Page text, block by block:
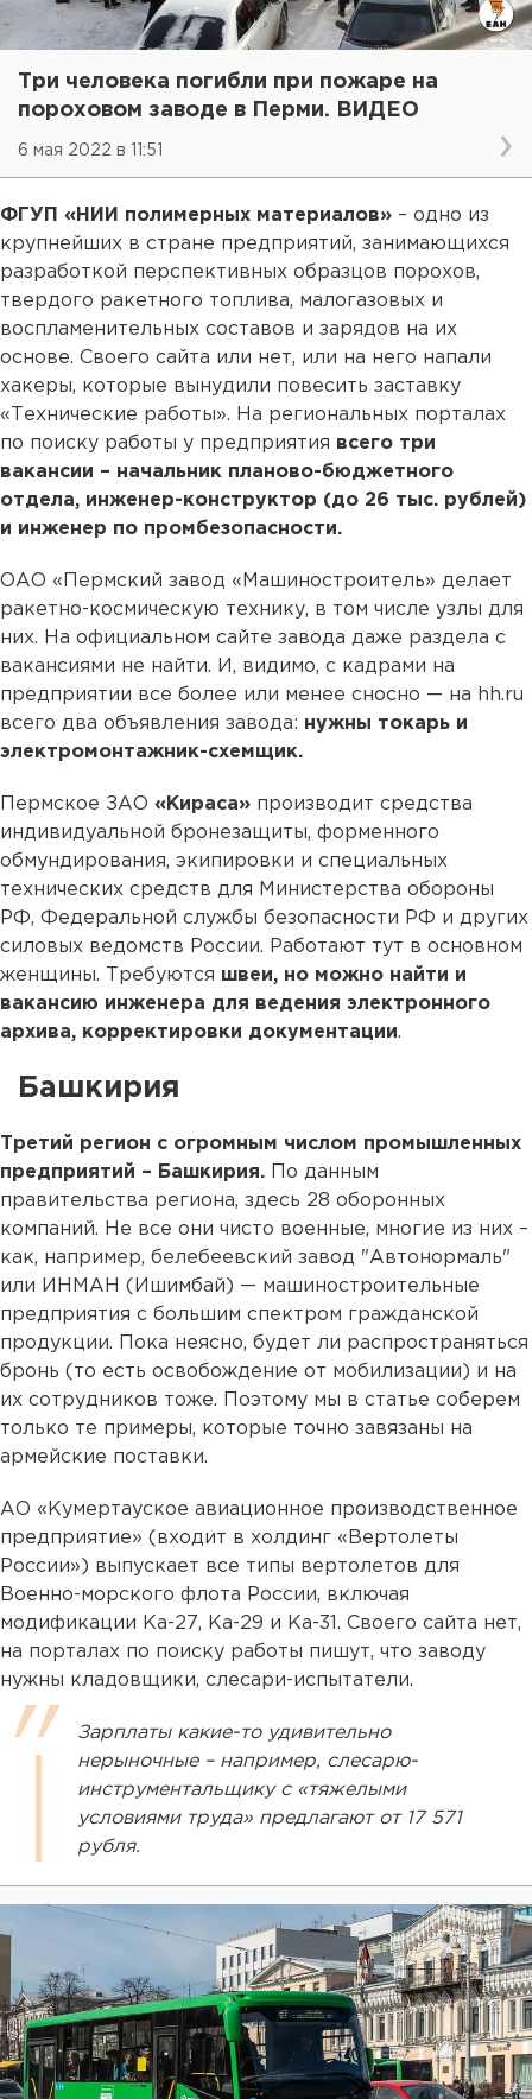
Три человека погибли при пожаре на
пороховом заводе в Перми. ВИДЕО
6 мая 2022 в 11:51
ФГУП «НИИ полимерных материалов» – одно из
крупнейших в стране предприятий, занимающихся
разработкой перспективных образцов порохов,
твердого ракетного топлива, малогазовых и
воспламенительных составов и зарядов на их
основе. Своего сайта или нет, или на него напали
хакеры, которые вынудили повесить заставку
«Технические работы». На региональных порталах
по поиску работы у предприятия всего три
вакансии – начальник планово-бюджетного
отдела, инженер-конструктор (до 26 тыс. рублей)
и инженер по промбезопасности.
ОАО «Пермский завод «Машиностроитель» делает
ракетно-космическую технику, в том числе узлы для
них. На официальном сайте завода даже раздела с
вакансиями не найти. И, видимо, с кадрами на
предприятии все более или менее сносно — на hh.ru
всего два объявления завода: нужны токарь и
электромонтажник-схемщик.
Пермское ЗАО «Кираса» производит средства
индивидуальной бронезащиты, форменного
обмундирования, экипировки и специальных
технических средств для Министерства обороны
РФ, Федеральной службы безопасности РФ и других
силовых ведомств России. Работают тут в основном
женщины. Требуются швеи, но можно найти и
вакансию инженера для ведения электронного
архива, корректировки документации.
Башкирия
Третий регион с огромным числом промышленных
предприятий – Башкирия. По данным
правительства региона, здесь 28 оборонных
компаний. Не все они чисто военные, многие из них –
как, например, белебеевский завод "Автонормаль"
или ИНМАН (Ишимбай) — машиностроительные
предприятия с большим спектром гражданской
продукции. Пока неясно, будет ли распространяться
бронь (то есть освобождение от мобилизации) и на
их сотрудников тоже. Поэтому мы в статье соберем
только те примеры, которые точно завязаны на
армейские поставки.
АО «Кумертауское авиационное производственное
предприятие» (входит в холдинг «Вертолеты
России») выпускает все типы вертолетов для
Военно-морского флота России, включая
модификации Ка-27, Ка-29 и Ка-31. Своего сайта нет,
на порталах по поиску работы пишут, что заводу
нужны кладовщики, слесари-испытатели.
Зарплаты какие-то удивительно
нерыночные – например, слесарю-
инструментальщику с «тяжелыми
условиями труда» предлагают от 17 571
рубля.